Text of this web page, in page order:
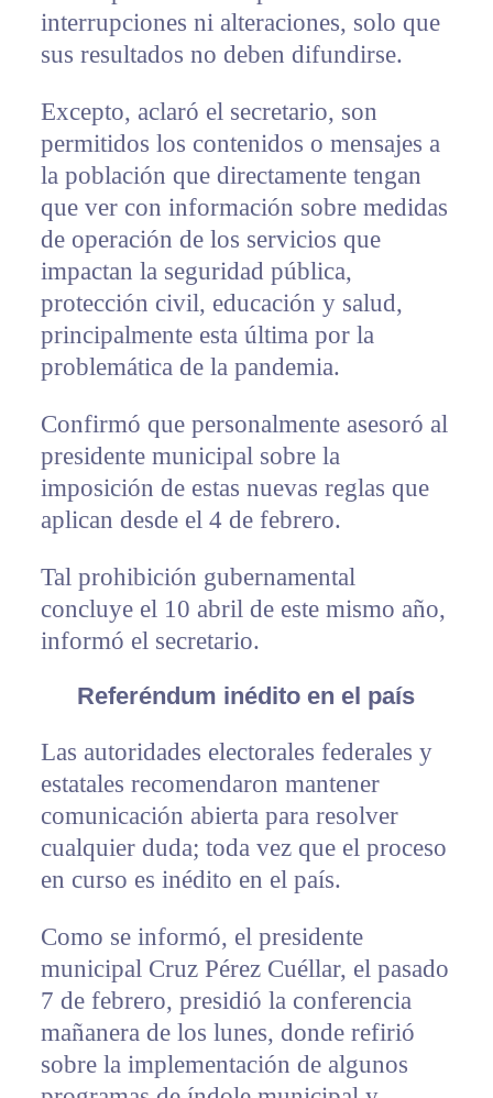
interrupciones ni alteraciones, solo que
sus resultados no deben difundirse.
Excepto, aclaró el secretario, son
permitidos los contenidos o mensajes a
la población que directamente tengan
que ver con información sobre medidas
de operación de los servicios que
impactan la seguridad pública,
protección civil, educación y salud,
principalmente esta última por la
problemática de la pandemia.
Confirmó que personalmente asesoró al
presidente municipal sobre la
imposición de estas nuevas reglas que
aplican desde el 4 de febrero.
Tal prohibición gubernamental
concluye el 10 abril de este mismo año,
informó el secretario.
Referéndum inédito en el país
Las autoridades electorales federales y
estatales recomendaron mantener
comunicación abierta para resolver
cualquier duda; toda vez que el proceso
en curso es inédito en el país.
Como se informó, el presidente
municipal Cruz Pérez Cuéllar, el pasado
7 de febrero, presidió la conferencia
mañanera de los lunes, donde refirió
sobre la implementación de algunos